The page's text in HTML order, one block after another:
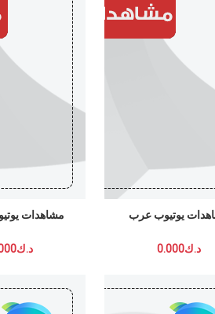
يوتيوب عرب مشاهدات يوتيوب